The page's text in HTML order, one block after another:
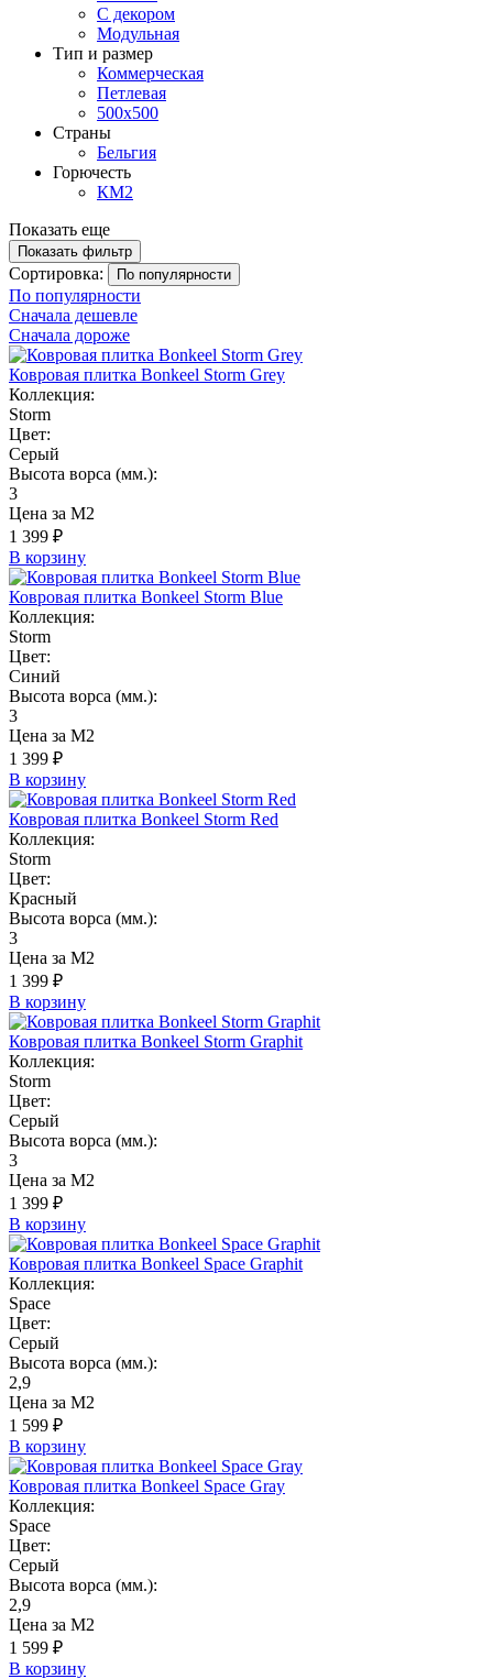
С декором
Модульная
Тип и размер
Коммерческая
Петлевая
500х500
Страны
Бельгия
Горючесть
КМ2
Показать еще
Показать фильтр
Сортировка: По популярности
По популярности
Сначала дешевле
Сначала дороже
Ковровая плитка Bonkeel Storm Grey
Коллекция:
Storm
Цвет:
Серый
Высота ворса (мм.):
3
Цена за М2
1 399 ₽
В корзину
Ковровая плитка Bonkeel Storm Blue
Коллекция:
Storm
Цвет:
Синий
Высота ворса (мм.):
3
Цена за М2
1 399 ₽
В корзину
Ковровая плитка Bonkeel Storm Red
Коллекция:
Storm
Цвет:
Красный
Высота ворса (мм.):
3
Цена за М2
1 399 ₽
В корзину
Ковровая плитка Bonkeel Storm Graphit
Коллекция:
Storm
Цвет:
Серый
Высота ворса (мм.):
3
Цена за М2
1 399 ₽
В корзину
Ковровая плитка Bonkeel Space Graphit
Коллекция:
Space
Цвет:
Серый
Высота ворса (мм.):
2,9
Цена за М2
1 599 ₽
В корзину
Ковровая плитка Bonkeel Space Gray
Коллекция:
Space
Цвет:
Серый
Высота ворса (мм.):
2,9
Цена за М2
1 599 ₽
В корзину